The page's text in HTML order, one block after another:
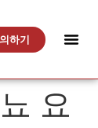
하기
요